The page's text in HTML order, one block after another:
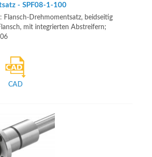
- SPF08-1-100
Flansch-Drehmomentsatz, beidseitig
mit integrierten Abstreifern;
CAD